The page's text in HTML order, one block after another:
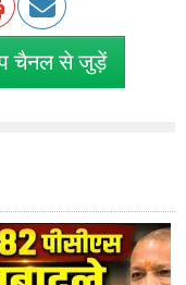
चैनल से जुड़ें